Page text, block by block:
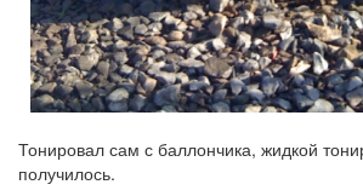
Тонировал сам с баллончика, жидкой
получилось.